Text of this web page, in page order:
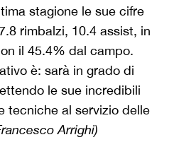
stagione le sue cifre
rimbalzi, 10.4 assist, in
il 45.4% dal campo.
è: sarà in grado di
le sue incredibili
tecniche al servizio delle
Arrighi)